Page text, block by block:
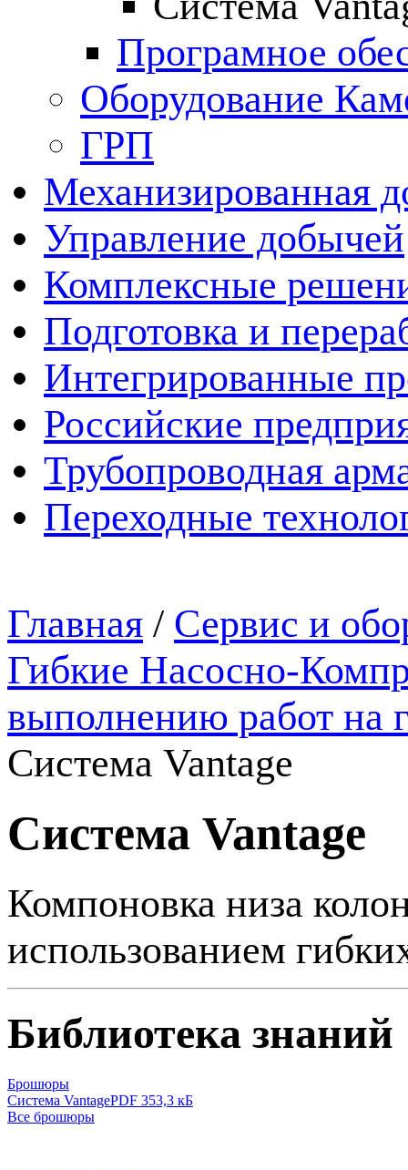
Програмное
Оборудование
ГРП
Механизированная
Управление добычей
Комплексные
Подготовка и
Интегрированные
Российские
Трубопроводная
Переходные
Главная / Сервис и
Гибкие Насосно-
выполнению работ на
Система Vantage
Система Vantage
Компоновка низа
использованием
Библиотека знаний
Брошюры
Система VantagePDF 353,3 кБ
Все брошюры